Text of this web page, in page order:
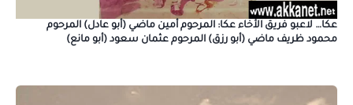
عكا… لاعبو فريق الأخاء عكا: المرحوم أمين ماضي (أبو عادل) المرحوم
محمود ظريف ماضي (أبو رزق) المرحوم عثمان سعود (أبو مانع)